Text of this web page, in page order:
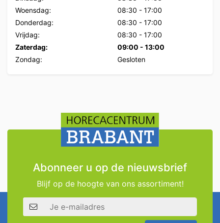
Woensdag:
08:30 - 17:00
Donderdag:
08:30 - 17:00
Vrijdag:
08:30 - 17:00
Zaterdag:
09:00 - 13:00
Zondag:
Gesloten
Abonneer u op de nieuwsbrief
Blijf op de hoogte van ons assortiment!
E-mailadres